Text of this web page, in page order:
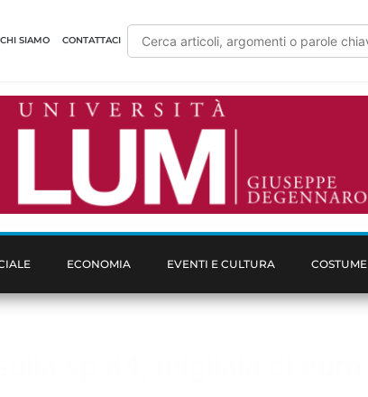
CHI SIAMO CONTATTACI
ECONOMIA EVENTI E CULTURA COSTUME